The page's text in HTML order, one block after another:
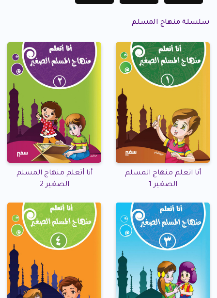
سلسلة منهاج المسلم
أنا اتعلم منهاج المسلم
الصغير 1
أنا أتعلم منهاج المسلم
الصغير 2